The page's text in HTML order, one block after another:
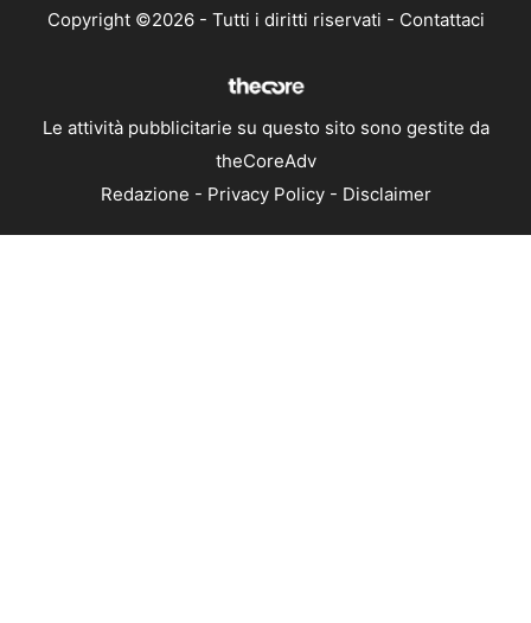
Copyright ©2026 - Tutti i diritti riservati - Contattaci
Le attività pubblicitarie su questo sito sono gestite da
theCoreAdv
Redazione - Privacy Policy- Disclaimer